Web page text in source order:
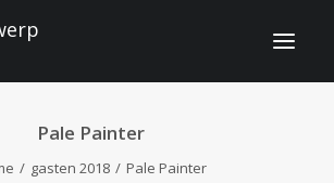
INFO
Pale Painter
gasten 2018 Pale Painter